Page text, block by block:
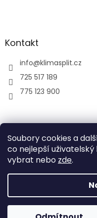
Soubory cookies a
co nejlepší
vybrat nebo zde.
Kontakt
info@klimasplit.cz
725 517 189
775 123 900
Copyright 2026